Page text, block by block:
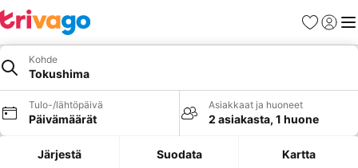
Suosikit
Kohde
Tokushima
Tulo-/lähtöpäivä
Päivämäärät
Asiakkaat ja huoneet
2 asiakasta, 1 huone
Järjestä Suodata Kartta